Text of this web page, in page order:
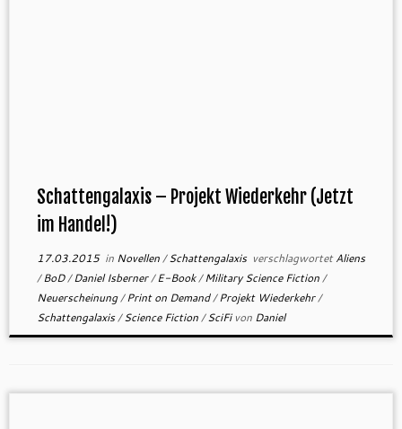
Schattengalaxis – Projekt Wiederkehr (Jetzt
im Handel!)
17.03.2015in Novellen/Schattengalaxis verschlagwortetAliens
/BoD/Daniel Isberner/E-Book/Military Science Fiction/
Neuerscheinung/Print on Demand/Projekt Wiederkehr/
Schattengalaxis/Science Fiction/SciFi von Daniel